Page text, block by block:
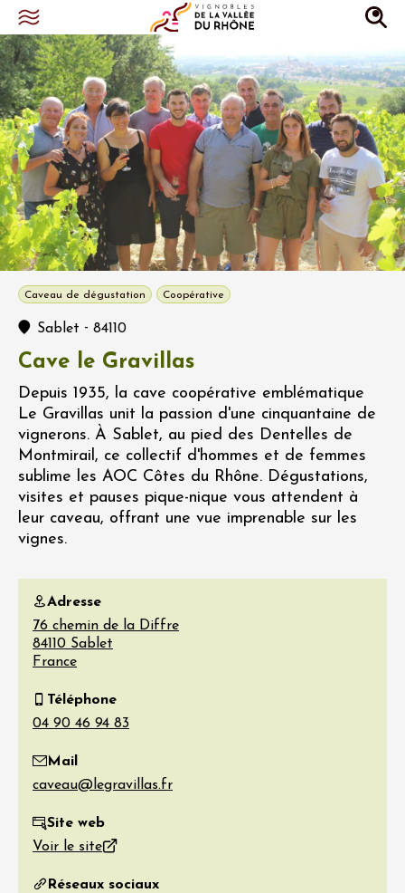
Caveau de dégustation Coopérative
Sablet - 84110
Cave le Gravillas
Depuis 1935, la cave coopérative emblématique
Le Gravillas unit la passion d'une cinquantaine de
vignerons. À Sablet, au pied des Dentelles de
Montmirail, ce collectif d'hommes et de femmes
sublime les AOC Côtes du Rhône. Dégustations,
visites et pauses pique-nique vous attendent à
leur caveau, offrant une vue imprenable sur les
vignes.
Adresse
76 chemin de la Diffre
84110 Sablet
France
Téléphone
Mail
Site web
Voir le site
Réseaux sociaux